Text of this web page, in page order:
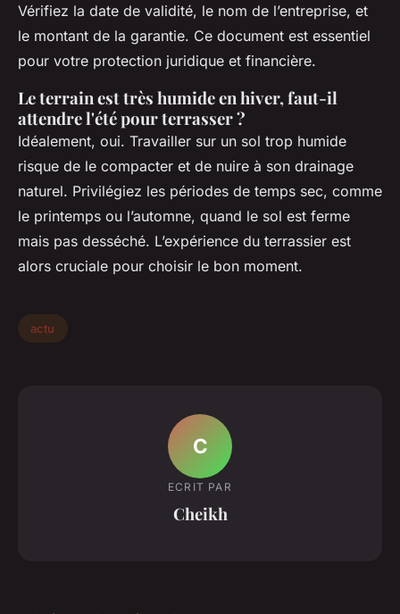
Vérifiez la date de validité, le nom de l’entreprise, et
le montant de la garantie. Ce document est essentiel
pour votre protection juridique et financière.
Le terrain est très humide en hiver, faut-il
attendre l'été pour terrasser ?
Idéalement, oui. Travailler sur un sol trop humide
risque de le compacter et de nuire à son drainage
naturel. Privilégiez les périodes de temps sec, comme
le printemps ou l’automne, quand le sol est ferme
mais pas desséché. L’expérience du terrassier est
alors cruciale pour choisir le bon moment.
actu
C
ECRIT PAR
Cheikh